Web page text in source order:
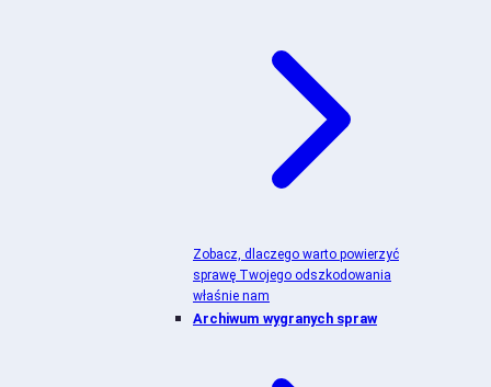
Zobacz, dlaczego warto powierzyć
sprawę Twojego odszkodowania
właśnie nam
Archiwum wygranych spraw